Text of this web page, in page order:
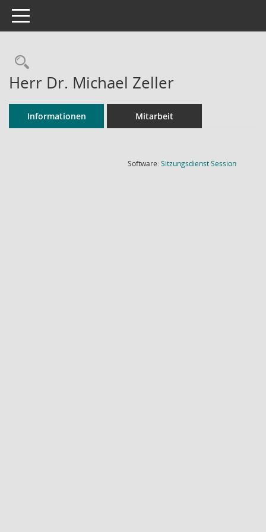
Toggle navigation
Rechercheauswahl
Herr Dr. Michael Zeller
Informationen Mitarbeit
Software:SitzungsdienstSession(Wird in